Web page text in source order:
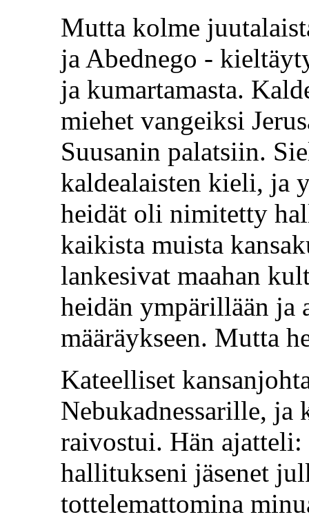
Mutta kolme
ja Abednego -
ja kumartamasta.
miehet vangeiksi
Suusanin palatsiin.
kaldealaisten kieli, ja
heidät oli nimitetty
kaikista muista
lankesivat maahan
heidän ympärillään ja
määräykseen. Mutta
Kateelliset
Nebukadnessarille,
raivostui. Hän
hallitukseni jäsenet
tottelemattomina